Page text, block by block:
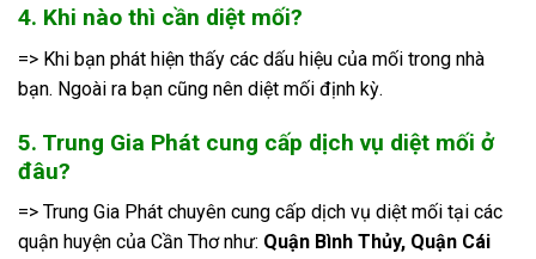
4. Khi nào thì cần diệt mối?
=> Khi bạn phát hiện thấy các dấu hiệu của mối trong nhà
bạn. Ngoài ra bạn cũng nên diệt mối định kỳ.
5. Trung Gia Phát cung cấp dịch vụ diệt mối ở
đâu?
=> Trung Gia Phát chuyên cung cấp dịch vụ diệt mối tại các
quận huyện của Cần Thơ như: Quận Bình Thủy, Quận Cái